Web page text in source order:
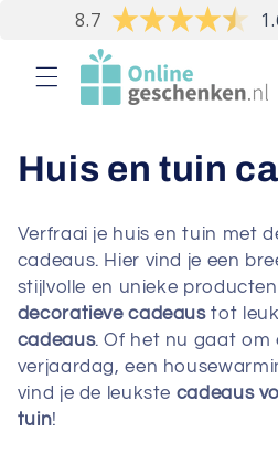
naar de
content
8.7
C
l
l
e
c
Huis en tuin
Verfraai je huis en tuin met
cadeaus. Hier vind je een
stijlvolle en unieke
decoratieve cadeaustot
cadeaus. Of het nu gaat om
verjaardag, een
vind je de leukste cadeaus
tuin!